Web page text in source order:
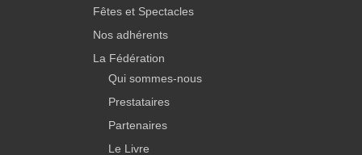
Fêtes et Spectacles
Nos adhérents
La Fédération
Qui sommes-nous
Prestataires
Partenaires
Le Livre